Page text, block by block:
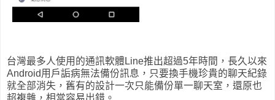
台灣最多人使用的通訊軟體Line推出超過5年時間，長久以來
Android用戶詬病無法備份訊息，只要換手機珍貴的聊天紀錄
就全部消失，舊有的設計一次只能備份單一聊天室，還原也
超複雜，相當容易出錯。